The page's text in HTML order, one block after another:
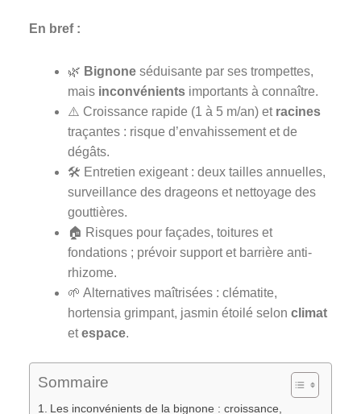
En bref :
🌿 Bignone séduisante par ses trompettes,
mais inconvénients importants à connaître.
⚠️ Croissance rapide (1 à 5 m/an) et racines
traçantes : risque d’envahissement et de
dégâts.
🛠️ Entretien exigeant : deux tailles annuelles,
surveillance des drageons et nettoyage des
gouttières.
🏠 Risques pour façades, toitures et
fondations ; prévoir support et barrière anti-
rhizome.
🌱 Alternatives maîtrisées : clématite,
hortensia grimpant, jasmin étoilé selon climat
etespace.
Sommaire
Les inconvénients de la bignone : croissance,